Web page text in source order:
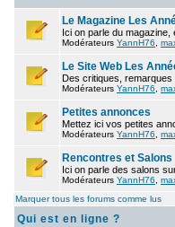
Le Magazine Les
Ici on parle du
Modérateurs YannH76
Le Site Web Les
Des critiques, remarques
Modérateurs YannH76
Petites annonces
Mettez ici vos petites
Modérateurs YannH76
Rencontres et Salons
Ici on parle des salons
Modérateurs YannH76
Marquer tous les forums comme lus
Qui est en ligne ?